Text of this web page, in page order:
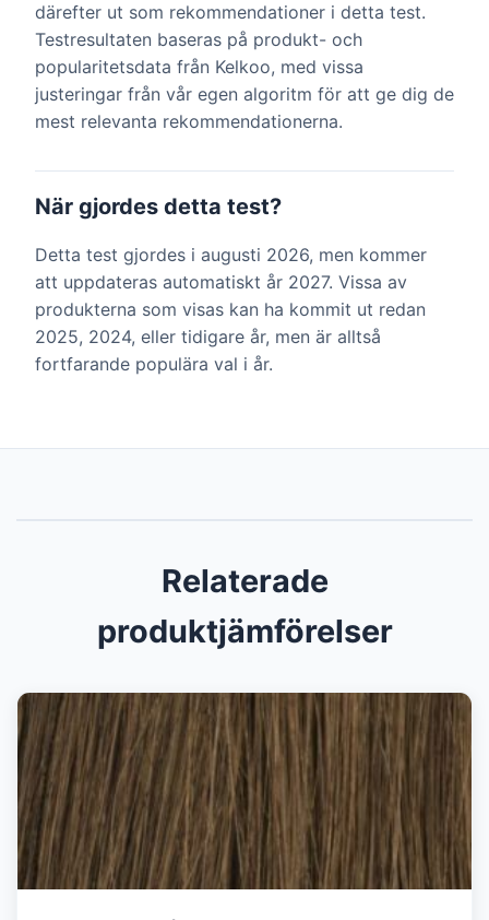
därefter ut som rekommendationer i detta test.
Testresultaten baseras på produkt- och
popularitetsdata från Kelkoo, med vissa
justeringar från vår egen algoritm för att ge dig de
mest relevanta rekommendationerna.
När gjordes detta test?
Detta test gjordes i augusti 2026, men kommer
att uppdateras automatiskt år 2027. Vissa av
produkterna som visas kan ha kommit ut redan
2025, 2024, eller tidigare år, men är alltså
fortfarande populära val i år.
Relaterade
produktjämförelser